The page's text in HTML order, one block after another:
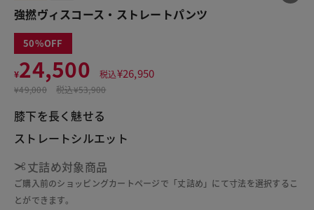
強撚ヴィスコース・ストレートパンツ
50
¥24,500 税込¥26,950
¥49,000 税込¥53,900
膝下を長く魅せる
ストレートシルエット
丈詰め対象商品
ご購入前のショッピングカートページで「丈詰め」にて寸法を選択するこ
とができます。
この商品をシェアする
¥24,500 税込¥26,950